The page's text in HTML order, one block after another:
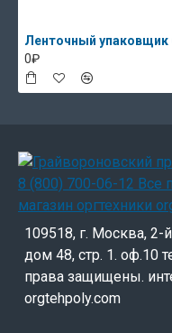
0₽
109518, г. Москва, 2-
дом 48, стр. 1. оф.10
права защищены.
orgtehpoly.com